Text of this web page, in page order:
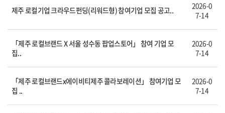
제주 로컬기업 크라우드펀딩(리워드형) 참여기업 모집 공고..
2026-0
7-14
「제주 로컬브랜드 X 서울 성수동 팝업스토어」 참여 기업 모
집..
2026-0
7-14
「제주 로컬브랜드x에이비티제주 콜라보레이션」 참여기업 모
집 ..
2026-0
7-14